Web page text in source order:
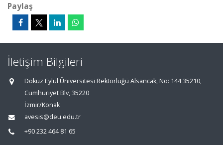
Paylaş
İletişim Bilgileri
Dokuz Eylül Üniversitesi Rektörlüğü Alsancak, No: 144 35210,
Cumhuriyet Blv, 35220
İzmir/Konak
avesis@deu.edu.tr
+90 232 464 81 65